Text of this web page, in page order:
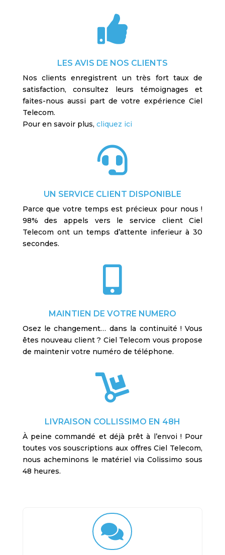

LES AVIS DE NOS CLIENTS
Nos clients enregistrent un très fort taux de
satisfaction, consultez leurs témoignages et
faites-nous aussi part de votre expérience Ciel
Telecom.
Pour en savoir plus, cliquez ici

UN SERVICE CLIENT DISPONIBLE
Parce que votre temps est précieux pour nous !
98% des appels vers le service client Ciel
Telecom ont un temps d’attente inferieur à 30
secondes.

MAINTIEN DE VOTRE NUMERO
Osez le changement… dans la continuité ! Vous
êtes nouveau client ? Ciel Telecom vous propose
de maintenir votre numéro de téléphone.

LIVRAISON COLLISSIMO EN 48H
À peine commandé et déjà prêt à l’envoi ! Pour
toutes vos souscriptions aux offres Ciel Telecom,
nous acheminons le matériel via Colissimo sous
48 heures.
